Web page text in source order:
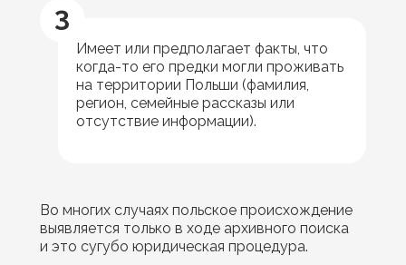
Имеет или предполагает факты, что
когда-то его предки могли проживать
на территории Польши (фамилия,
регион, семейные рассказы или
отсутствие информации).
3
Во многих случаях польское происхождение
выявляется только в ходе архивного поиска
и это сугубо юридическая процедура.